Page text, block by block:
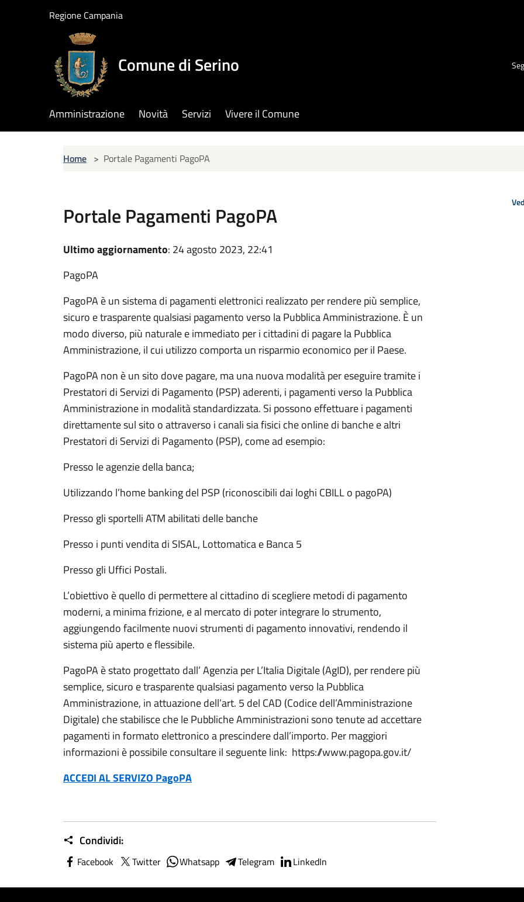
Regione Campania
Comune di Serino
Amministrazione Novità Servizi Vivere il Comune
Home > Portale Pagamenti PagoPA
Portale Pagamenti PagoPA
Ultimo aggiornamento: 24 agosto 2023, 22:41
PagoPA
PagoPA è un sistema di pagamenti elettronici realizzato per rendere più semplice,
sicuro e trasparente qualsiasi pagamento verso la Pubblica Amministrazione. È un
modo diverso, più naturale e immediato per i cittadini di pagare la Pubblica
Amministrazione, il cui utilizzo comporta un risparmio economico per il Paese.
PagoPA non è un sito dove pagare, ma una nuova modalità per eseguire tramite i
Prestatori di Servizi di Pagamento (PSP) aderenti, i pagamenti verso la Pubblica
Amministrazione in modalità standardizzata. Si possono effettuare i pagamenti
direttamente sul sito o attraverso i canali sia fisici che online di banche e altri
Prestatori di Servizi di Pagamento (PSP), come ad esempio:
Presso le agenzie della banca;
Utilizzando l’home banking del PSP (riconoscibili dai loghi CBILL o pagoPA)
Presso gli sportelli ATM abilitati delle banche
Presso i punti vendita di SISAL, Lottomatica e Banca 5
Presso gli Uffici Postali.
L’obiettivo è quello di permettere al cittadino di scegliere metodi di pagamento
moderni, a minima frizione, e al mercato di poter integrare lo strumento,
aggiungendo facilmente nuovi strumenti di pagamento innovativi, rendendo il
sistema più aperto e flessibile.
PagoPA è stato progettato dall’ Agenzia per L’Italia Digitale (AgID), per rendere più
semplice, sicuro e trasparente qualsiasi pagamento verso la Pubblica
Amministrazione, in attuazione dell’art. 5 del CAD (Codice dell’Amministrazione
Digitale) che stabilisce che le Pubbliche Amministrazioni sono tenute ad accettare
pagamenti in formato elettronico a prescindere dall’importo. Per maggiori
informazioni è possibile consultare il seguente link: https://www.pagopa.gov.it/
ACCEDI AL SERVIZO PagoPA
Condividi:
Facebook Twitter Whatsapp Telegram LinkedIn